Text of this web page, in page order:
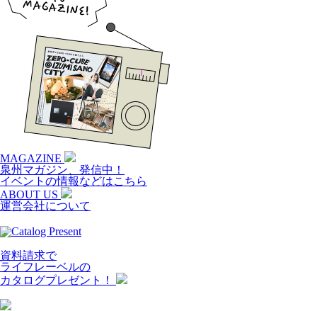
MAGAZINE
泉州マガジン、発信中！
イベントの情報などはこちら
ABOUT US
運営会社について
資料請求で
ライフレーベルの
カタログプレゼント！